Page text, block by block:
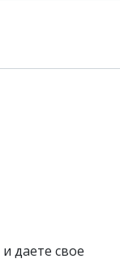
и даете свое